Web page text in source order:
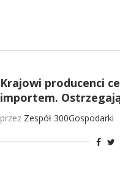
Krajowi producenci
importem.
przez Zespół 300Gospodarki